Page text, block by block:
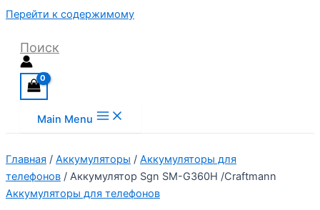
Перейти к содержимому
Поиск
Main Menu
Главная / Аккумуляторы / Аккумуляторы для
телефонов / Аккумулятор Sgn SM-G360H /Craftmann
Аккумуляторы для телефонов